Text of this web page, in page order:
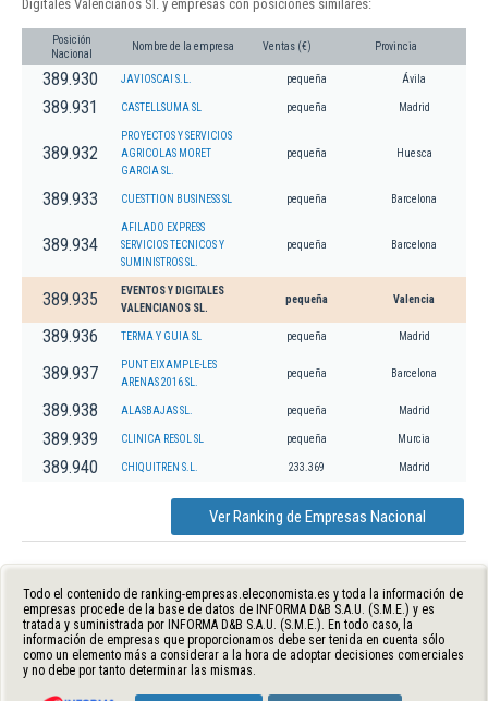
Digitales Valencianos Sl. y empresas con posiciones similares:
Posición
Nacional
Nombre de la empresa Ventas (€) Provincia
389.930 JAVIOSCAI S.L. pequeña Ávila
389.931 CASTELLSUMA SL pequeña Madrid
389.932
PROYECTOS Y SERVICIOS
AGRICOLAS MORET
GARCIA SL.
pequeña Huesca
389.933 CUESTTION BUSINESS SL pequeña Barcelona
389.934
AFILADO EXPRESS
SERVICIOS TECNICOS Y
SUMINISTROS SL.
pequeña Barcelona
389.935
EVENTOS Y DIGITALES
VALENCIANOS SL.
pequeña Valencia
389.936 TERMA Y GUIA SL pequeña Madrid
389.937
PUNT EIXAMPLE-LES
ARENAS 2016 SL.
pequeña Barcelona
389.938 ALASBAJAS SL. pequeña Madrid
389.939 CLINICA RESOL SL pequeña Murcia
389.940 CHIQUITREN S.L. 233.369 Madrid
Ver Ranking de Empresas Nacional
Todo el contenido de ranking-empresas.eleconomista.es y toda la información de
empresas procede de la base de datos de INFORMA D&B S.A.U. (S.M.E.) y es
tratada y suministrada por INFORMA D&B S.A.U. (S.M.E.). En todo caso, la
información de empresas que proporcionamos debe ser tenida en cuenta sólo
como un elemento más a considerar a la hora de adoptar decisiones comerciales
y no debe por tanto determinar las mismas.